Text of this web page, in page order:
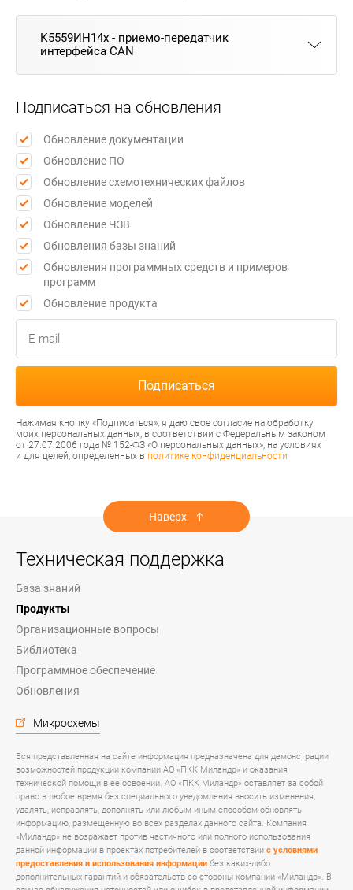
К5559ИН14х - приемо-передатчик
интерфейса CAN
Подписаться на обновления
Обновление документации
Обновление ПО
Обновление схемотехнических файлов
Обновление моделей
Обновление ЧЗВ
Обновления базы знаний
Обновления программных средств и примеров
программ
Обновление продукта
Нажимая кнопку «Подписаться», я даю свое согласие на обработку
моих персональных данных, в соответствии с Федеральным законом
от 27.07.2006 года № 152-ФЗ «О персональных данных», на условиях
и для целей, определенных в политике конфиденциальности
Наверх
Техническая поддержка
База знаний
Продукты
Организационные вопросы
Библиотека
Программное обеспечение
Обновления
Микросхемы
Вся представленная на сайте информация предназначена для демонстрации
возможностей продукции компании АО «ПКК Миландр» и оказания
технической помощи в ее освоении. АО «ПКК Миландр» оставляет за собой
право в любое время без специального уведомления вносить изменения,
удалять, исправлять, дополнять или любым иным способом обновлять
информацию, размещенную во всех разделах данного сайта. Компания
«Миландр» не возражает против частичного или полного использования
данной информации в проектах потребителей в соответствии с условиями
предоставления и использования информации без каких-либо
дополнительных гарантий и обязательств со стороны компании «Миландр». В